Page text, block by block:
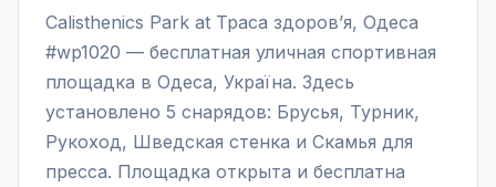
Calisthenics Park at Траса здоров’я, Одеса
#wp1020 — бесплатная уличная спортивная
площадка в Одеса, Україна. Здесь
установлено 5 снарядов: Брусья, Турник,
Рукоход, Шведская стенка и Скамья для
пресса. Площадка открыта и бесплатна